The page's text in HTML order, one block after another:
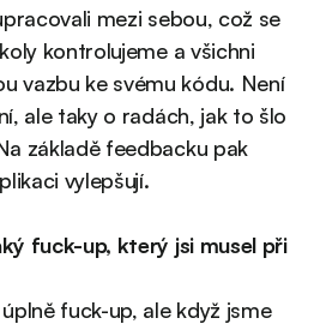
mezi sebou, což se
kontrolujeme a všichni
vazbu ke svému kódu. Není
ale taky o radách, jak to šlo
základě feedbacku pak
vylepšují.
fuck-up, který jsi musel při
fuck-up, ale když jsme